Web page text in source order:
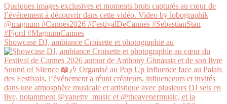
Showcase DJ, ambiance Croisette et photographie au